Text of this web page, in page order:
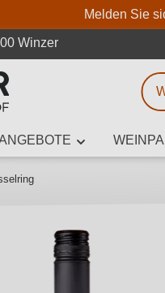
Melden Sie
Winzer
Weinsuche
Mindestens 3